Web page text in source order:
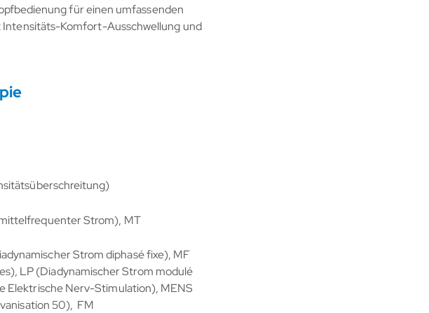
für einen umfassenden
Komfort-Ausschwellung und
Strom), MT
Strom diphasé fixe), MF
LP (Diadynamischer Strom modulé
Elektrische Nerv-Stimulation), MENS
50), FM